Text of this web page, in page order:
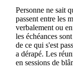
Personne ne sait
passent entre les
verbalement ou
les échéances
de ce qui s'est
a dérapé. Les
en sessions de